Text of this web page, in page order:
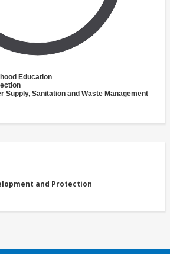
Education
Supply, Sanitation and Waste Management
and Protection